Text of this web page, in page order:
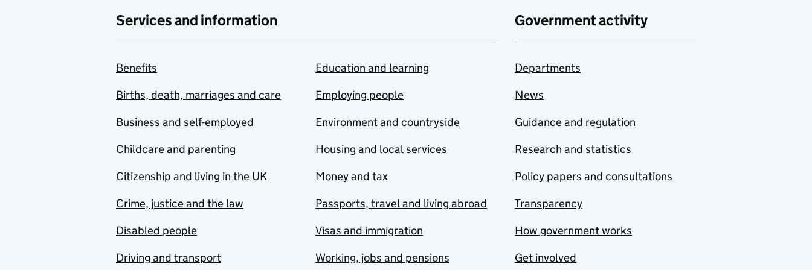
Services and information
Benefits
Births, death, marriages and care
Business and self-employed
Childcare and parenting
Citizenship and living in the UK
Crime, justice and the law
Disabled people
Driving and transport
Education and learning
Employing people
Environment and countryside
Housing and local services
Money and tax
Passports, travel and living abroad
Visas and immigration
Working, jobs and pensions
Government activity
Departments
News
Guidance and regulation
Research and statistics
Policy papers and consultations
Transparency
How government works
Get involved